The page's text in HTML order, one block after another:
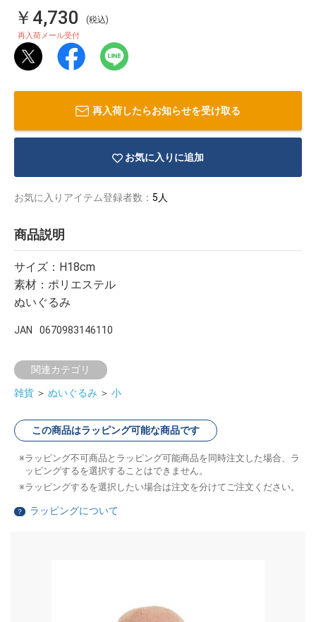
￥4,730 (税込)
再入荷メール受付
再入荷したらお知らせを受け取る
お気に入りに追加
お気に入りアイテム登録者数： 5人
商品説明
サイズ：H18cm
素材：ポリエステル
ぬいぐるみ
JAN 0670983146110
関連カテゴリ
雑貨 ＞ ぬいぐるみ ＞ 小
この商品はラッピング可能な商品です
ラッピング不可商品とラッピング可能商品を同時注文した場合、ラ
ッピングするを選択することはできません。
ラッピングするを選択したい場合は注文を分けてご注文ください。
？ ラッピングについて
イラストレ
ーター
ッズ